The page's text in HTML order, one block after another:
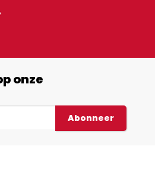
onze
Abonneer